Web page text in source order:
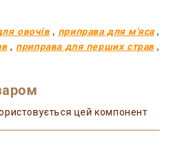
овочів, приправа для м'яса ,
, приправа для перших страв,
цей компонент